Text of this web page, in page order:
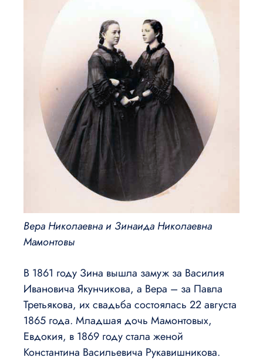
Вера Николаевна и Зинаида Николаевна
Мамонтовы
В 1861 году Зина вышла замуж за Василия
Ивановича Якунчикова, а Вера – за Павла
Третьякова, их свадьба состоялась 22 августа
1865 года. Младшая дочь Мамонтовых,
Евдокия, в 1869 году стала женой
Константина Васильевича Рукавишникова.